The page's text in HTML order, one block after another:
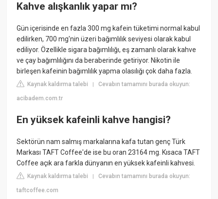
Kahve alışkanlık yapar mı?
Gün içerisinde en fazla 300 mg kafein tüketimi normal kabul
edilirken, 700 mg'nin üzeri bağımlılık seviyesi olarak kabul
ediliyor. Özellikle sigara bağımlılığı, eş zamanlı olarak kahve
ve çay bağımlılığını da beraberinde getiriyor. Nikotin ile
birleşen kafeinin bağımlılık yapma olasılığı çok daha fazla.
Kaynak kaldırma talebi |Cevabın tamamını burada okuyun:
acibadem.com.tr
En yüksek kafeinli kahve hangisi?
Sektörün nam salmış markalarına kafa tutan genç Türk
Markası TAFT Coffee'de ise bu oran 23164 mg. Kısaca TAFT
Coffee açık ara farkla dünyanın en yüksek kafeinli kahvesi.
Kaynak kaldırma talebi |Cevabın tamamını burada okuyun:
taftcoffee.com